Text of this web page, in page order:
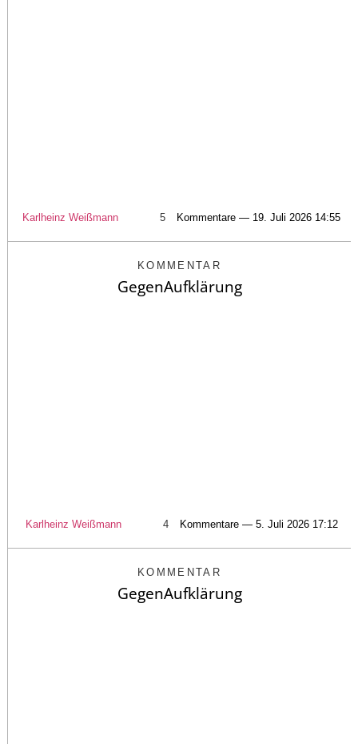
Karlheinz Weißmann 5 Kommentare — 19. Juli 2026 14:55
KOMMENTAR
GegenAufklärung
Karlheinz Weißmann 4 Kommentare — 5. Juli 2026 17:12
KOMMENTAR
GegenAufklärung